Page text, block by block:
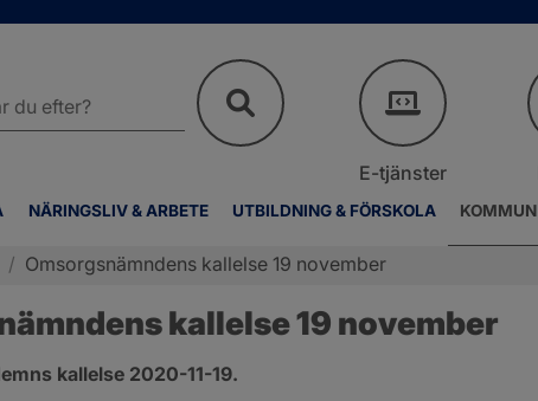
NÄRINGSLIV & ARBETE UTBILDNING & FÖRSKOLA
E-tjänster
/ Omsorgsnämndens kallelse 19 november
kallelse 19 november
kallelse 2020-11-19.